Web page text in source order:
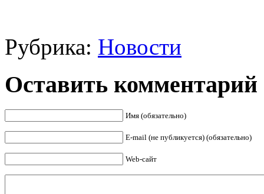
Рубрика: Новости
Оставить комментарий
Имя (обязательно)
E-mail (не публикуется) (обязательно)
Web-сайт